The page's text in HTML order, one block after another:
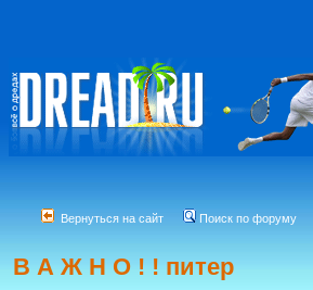
Вернуться на сайт Поиск по форуму
В А Ж Н О ! ! питер